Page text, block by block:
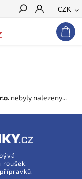
CZK
Hledat
nebyly nalezeny...
roušek,